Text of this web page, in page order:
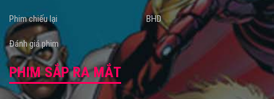
Phim chiếu lại
Đánh giá phim
BHD
PHIM SẮP RA MẮT